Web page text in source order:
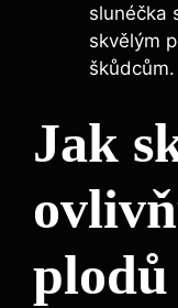
slunéčka
skvělým
škůdcům.
Jak
plodů